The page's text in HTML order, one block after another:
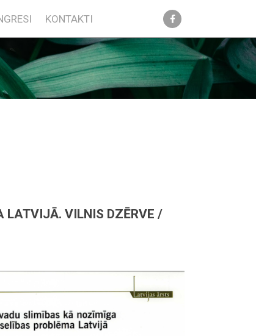
KONTAKTI
LATVIJĀ. VILNIS DZĒRVE /